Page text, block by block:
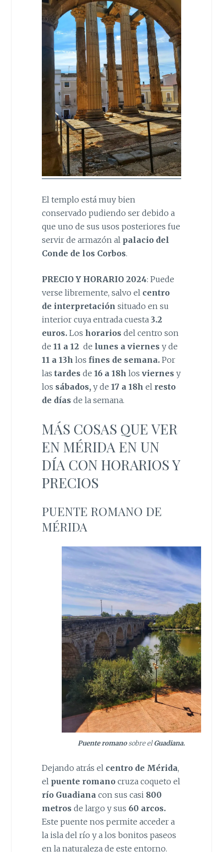
El templo está muy bien
conservado pudiendo ser debido a
que uno de sus usos posteriores fue
servir de armazón al palacio del
Conde de los Corbos.
PRECIO Y HORARIO 2024: Puede
verse libremente, salvo el centro
de interpretación situado en su
interior cuya entrada cuesta 3.2
euros. Los horarios del centro son
de 11 a 12 de lunes a viernes y de
11 a 13h los fines de semana. Por
las tardes de 16 a 18h los viernes y
los sábados, y de 17 a 18h el resto
de días de la semana.
MÁS COSAS QUE VER
EN MÉRIDA EN UN
DÍA CON HORARIOS Y
PRECIOS
PUENTE ROMANO DE
MÉRIDA
Puente romanosobre elGuadiana.
Dejando atrás el centro de Mérida,
el puente romanocruza coqueto el
río Guadianacon sus casi 800
metros de largo y sus 60 arcos.
Este puente nos permite acceder a
la isla del río y a los bonitos paseos
en la naturaleza de este entorno.